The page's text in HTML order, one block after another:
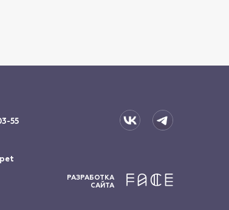
55
РАЗРАБОТКА
САЙТА